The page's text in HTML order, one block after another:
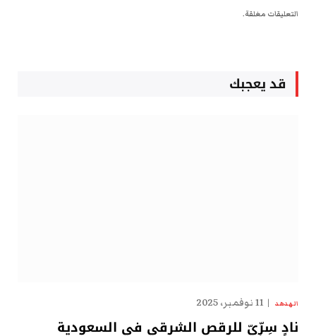
التعليقات مغلقة.
قد يعجبك
الهدهد 11 نوفمبر، 2025
نادٍ سِرِّيّ للرقص الشرقي في السعودية